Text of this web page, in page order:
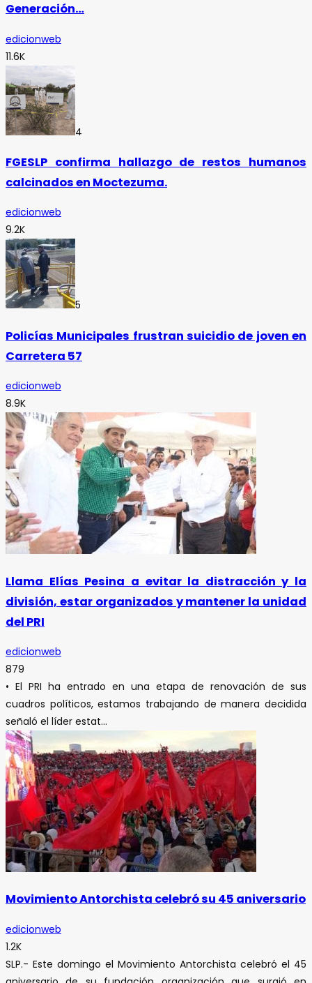
Generación…
edicionweb
11.6K
4
FGESLP confirma hallazgo de restos humanos
calcinados en Moctezuma.
edicionweb
9.2K
5
Policías Municipales frustran suicidio de joven en
Carretera 57
edicionweb
8.9K
Llama Elías Pesina a evitar la distracción y la
división, estar organizados y mantener la unidad
del PRI
edicionweb
879
• El PRI ha entrado en una etapa de renovación de sus
cuadros políticos, estamos trabajando de manera decidida
señaló el líder estat...
Movimiento Antorchista celebró su 45 aniversario
edicionweb
1.2K
SLP.- Este domingo el Movimiento Antorchista celebró el 45